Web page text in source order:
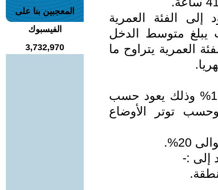
إلى الفئة العمرية
حيث يبلغ متوسط الدخل
العمرية يتراوح ما
تشكل البطالة نسبة 10.4% إلى 15.5% وذلك يعود حسب
توتر الأوضاع
إلى :-
المعجبين بنا على
الفيسبوك
3,732,970